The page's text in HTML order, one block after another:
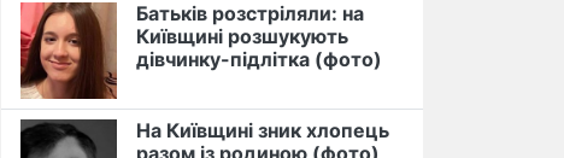
Батьків розстріляли: на
Київщині розшукують
дівчинку-підлітка (фото)
На Київщині зник хлопець
разом із родиною (фото)